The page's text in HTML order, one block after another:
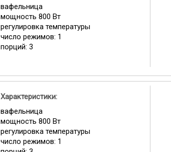
вафельница
мощность 800 Вт
регулировка температуры
число режимов: 1
порций: 3
Характеристики:
вафельница
мощность 800 Вт
регулировка температуры
число режимов: 1